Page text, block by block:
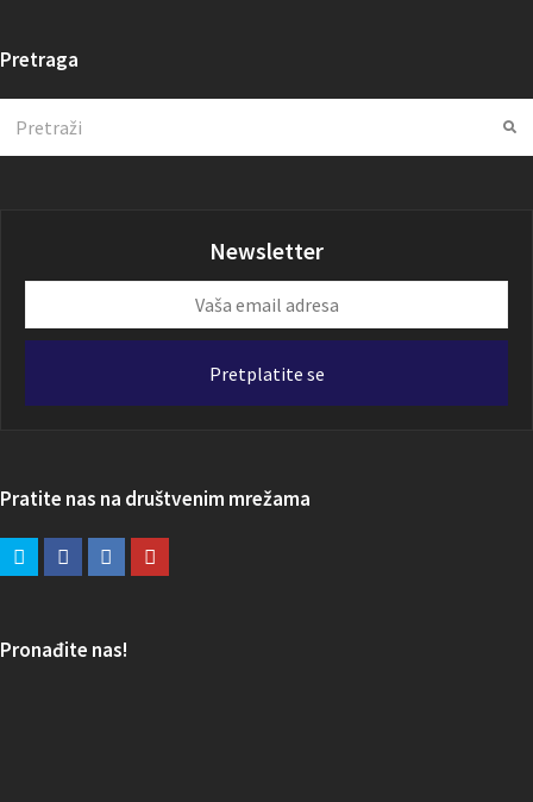
Pretraga
Newsletter
email
Pretplatite se
Pratite nas na društvenim mrežama
Pronađite nas!